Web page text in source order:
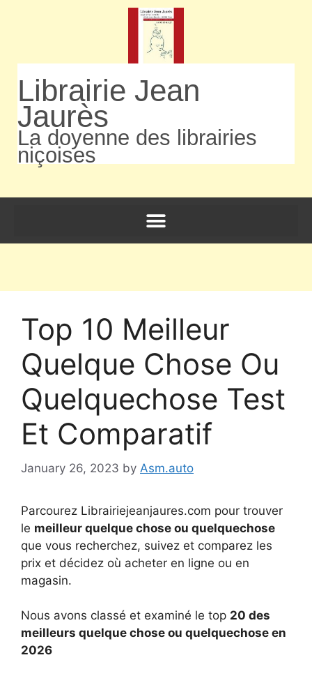
Librairie Jean
Jaurès
La doyenne des librairies
niçoises
Top 10 Meilleur
Quelque Chose Ou
Quelquechose Test
Et Comparatif
January 26, 2023 by Asm.auto
Parcourez Librairiejeanjaures.com pour trouver
le meilleur quelque chose ou quelquechose
que vous recherchez, suivez et comparez les
prix et décidez où acheter en ligne ou en
magasin.
Nous avons classé et examiné le top 20 des
meilleurs quelque chose ou quelquechose en
2026